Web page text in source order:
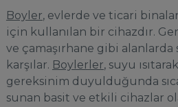
Boyler, evlerde ve ticari
için kullanılan bir cihazdır.
ve çamaşırhane gibi alanlarda
karşılar. Boylerler, suyu
gereksinim duyulduğunda
sunan basit ve etkili cihazlar